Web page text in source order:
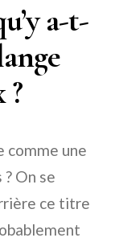
a-t-
?
comme une
On se
ce titre